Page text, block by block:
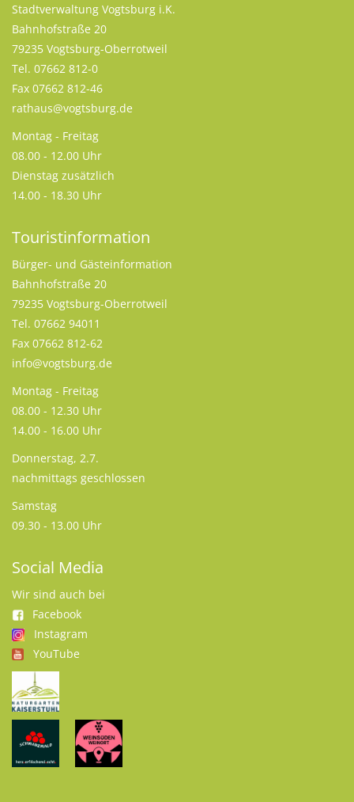
Stadtverwaltung Vogtsburg i.K.
Bahnhofstraße 20
79235 Vogtsburg-Oberrotweil
Tel. 07662 812-0
Fax 07662 812-46
rathaus@vogtsburg.de
Montag - Freitag
08.00 - 12.00 Uhr
Dienstag zusätzlich
14.00 - 18.30 Uhr
Touristinformation
Bürger- und Gästeinformation
Bahnhofstraße 20
79235 Vogtsburg-Oberrotweil
Tel. 07662 94011
Fax 07662 812-62
info@vogtsburg.de
Montag - Freitag
08.00 - 12.30 Uhr
14.00 - 16.00 Uhr
Donnerstag, 2.7.
nachmittags geschlossen
Samstag
09.30 - 13.00 Uhr
Social Media
Wir sind auch bei
Facebook
Instagram
YouTube